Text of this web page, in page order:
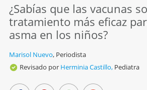
¿Sabías que las vacunas
tratamiento más eficaz
asma en los niños?
Marisol Nuevo, Periodista
Revisado por Herminia Castillo, Pediatra